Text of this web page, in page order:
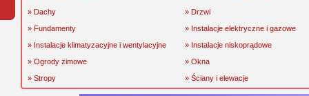
» Dachy
» Drzwi
» Fundamenty
» Instalacje elektryczne i gazowe
» Instalacje klimatyzacyjne i wentylacyjne
» Instalacje niskoprądowe
» Ogrody zimowe
» Okna
» Stropy
» Ściany i elewacje